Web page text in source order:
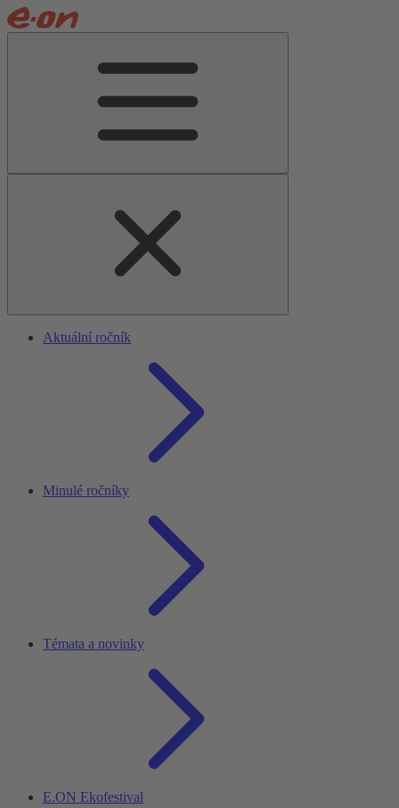
Aktuální ročník
Minulé ročníky
Témata a novinky
E.ON Ekofestival